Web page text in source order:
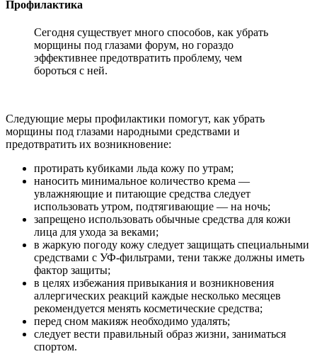
Профилактика
Сегодня существует много способов, как убрать
морщины под глазами форум, но гораздо
эффективнее предотвратить проблему, чем
бороться с ней.
Следующие меры профилактики помогут, как убрать
морщины под глазами народными средствами и
предотвратить их возникновение:
протирать кубиками льда кожу по утрам;
наносить минимальное количество крема —
увлажняющие и питающие средства следует
использовать утром, подтягивающие — на ночь;
запрещено использовать обычные средства для кожи
лица для ухода за веками;
в жаркую погоду кожу следует защищать специальными
средствами с УФ-фильтрами, тени также должны иметь
фактор защиты;
в целях избежания привыкания и возникновения
аллергических реакций каждые несколько месяцев
рекомендуется менять косметические средства;
перед сном макияж необходимо удалять;
следует вести правильный образ жизни, заниматься
спортом.